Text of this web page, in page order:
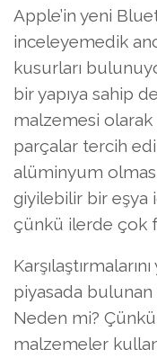
Apple’in yeni
inceleyemedik
kusurları
bir yapıya sahip
malzemesi
parçalar tercih
alüminyum
giyilebilir bir
çünkü ilerde çok
piyasada
Neden mi? Çünkü
malzemeler